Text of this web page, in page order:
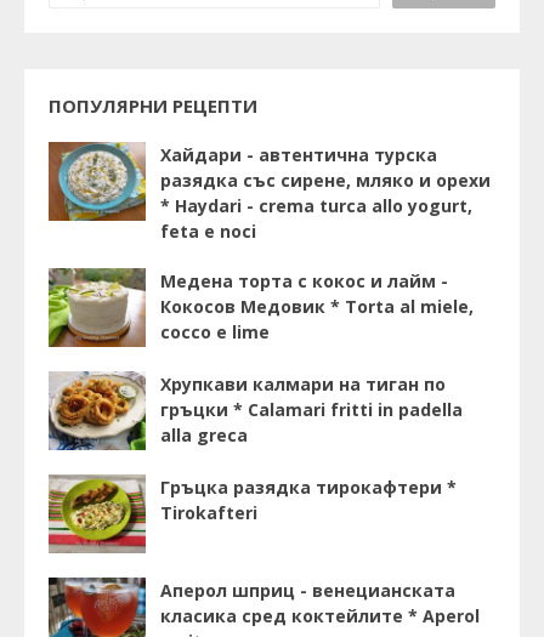
ПОПУЛЯРНИ РЕЦЕПТИ
Хайдари - автентична турска
разядка със сирене, мляко и орехи
* Haydari - crema turca allo yogurt,
feta e noci
Медена торта с кокос и лайм -
Кокосов Медовик * Torta al miele,
cocco e lime
Хрупкави калмари на тиган по
гръцки * Calamari fritti in padella
alla greca
Гръцка разядка тирокафтери *
Tirokafteri
Аперол шприц - венецианската
класика сред коктейлите * Aperol